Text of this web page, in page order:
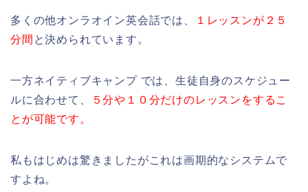
多くの他オンラオイン英会話では、
１レッスンが２５
分間 と決められています。
一方ネイティブキャンプ では、生徒自身のスケジュー
ルに合わせて、
５分や１０分だけのレッスンをするこ
とが可能です。
私もはじめは驚きましたがこれは画期的なシステムで
すよね。